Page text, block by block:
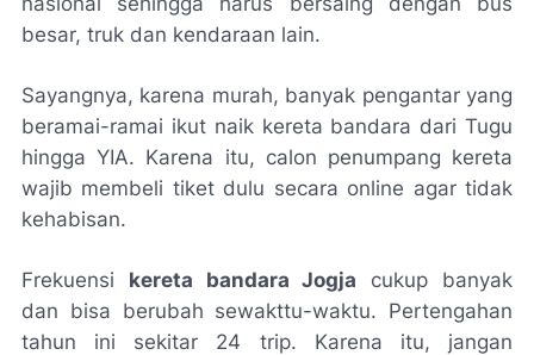
besar, truk dan kendaraan lain.
Sayangnya, karena murah, banyak pengantar yang
beramai-ramai ikut naik kereta bandara dari Tugu
hingga YIA. Karena itu, calon penumpang kereta
wajib membeli tiket dulu secara online agar tidak
kehabisan.
Frekuensi kereta bandara Jogja cukup banyak
dan bisa berubah sewakttu-waktu. Pertengahan
tahun ini sekitar 24 trip. Karena itu, jangan